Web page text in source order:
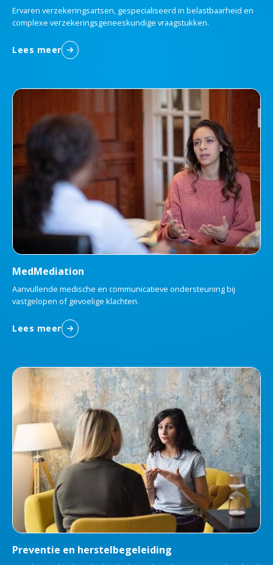
Ervaren verzekeringsartsen, gespecialiseerd in belastbaarheid en
complexe verzekeringsgeneeskundige vraagstukken.
Lees meer
MedMediation
Aanvullende medische en communicatieve ondersteuning bij
vastgelopen of gevoelige klachten.
Lees meer
Preventie en herstelbegeleiding